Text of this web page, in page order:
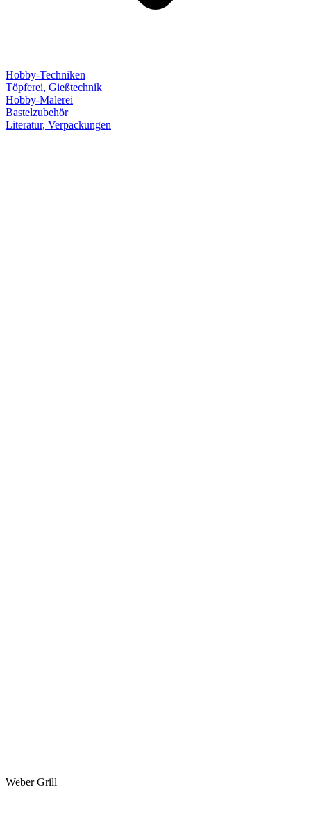
Hobby-Techniken
Töpferei, Gießtechnik
Hobby-Malerei
Bastelzubehör
Literatur, Verpackungen
Weber Grill